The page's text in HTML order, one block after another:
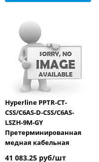
Hyperline PPTR-CT-
CSS/C6AS-D-CSS/C6AS-
LSZH-9M-GY
Претерминированная
медная кабельная
41 083.25 руб/шт